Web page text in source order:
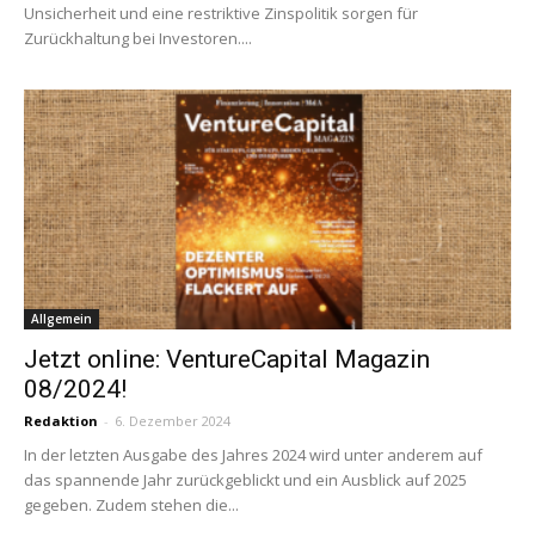
Unsicherheit und eine restriktive Zinspolitik sorgen für
Zurückhaltung bei Investoren....
Allgemein
Jetzt online: VentureCapital Magazin
08/2024!
Redaktion - 6. Dezember 2024
In der letzten Ausgabe des Jahres 2024 wird unter anderem auf
das spannende Jahr zurückgeblickt und ein Ausblick auf 2025
gegeben. Zudem stehen die...